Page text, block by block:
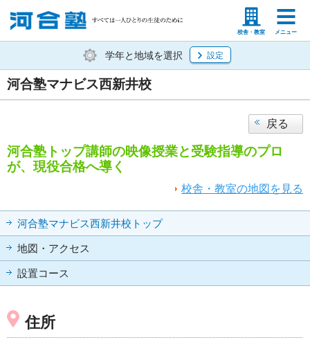
校舎・教室 メニュー
塾生の方 高等学校の先生
学年と地域を選択 設定
河合塾マナビス西新井校
戻る
河合塾トップ講師の映像授業と受験指導のプロ
が、現役合格へ導く
校舎・教室の地図を見る
河合塾マナビス西新井校トップ
地図・アクセス
設置コース
住所